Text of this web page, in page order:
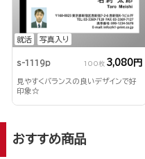
就活 写真入り
s-1119p 100枚 3,080円
見やすくバランスの良いデザインで好
印象☆
おすすめ商品